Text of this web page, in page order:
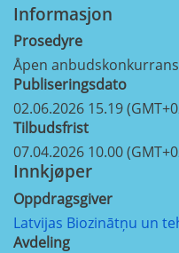
Informasjon
Prosedyre
Åpen
Publiseringsdato
02.06.2026 15.19
Tilbudsfrist
07.04.2026 10.00
Innkjøper
Oppdragsgiver
Latvijas Biozinātņu un
Avdeling